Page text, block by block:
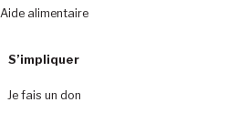
Aide alimentaire
S’impliquer
Je fais un don